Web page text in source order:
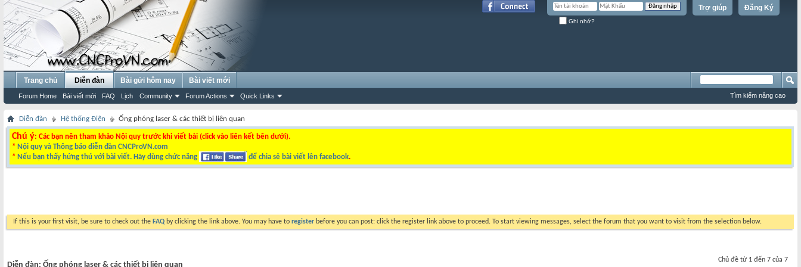
Đăng Ký
Trợ giúp
Ghi nhớ?
Trang chủ Diễn đàn
Forum Home Bài viết mới FAQ Lịch Community Forum Actions Quick Links
Bài gửi hôm nay Bài viết mới
Tìm kiếm nâng cao
Diễn đàn Hệ thống Điện Ống phóng laser & các thiết bị liên quan
Chú ý: Các bạn nên tham khảo Nội quy trước khi viết bài (click vào liên kết bên dưới).
* Nội quy và Thông báo diễn đàn CNCProVN.com
* Nếu bạn thấy hứng thú với bài viết. Hãy dùng chức năng để chia sẻ bài viết lên facebook.
If this is your first visit, be sure to check out the FAQ by clicking the link above. You may have to register before you can post: click the register link above to proceed. To start viewing messages, select the forum that you want to visit from the selection below.
Chủ đề từ 1 đến 7 của 7
Diễn đàn: Ống phóng laser & các thiết bị liên quan